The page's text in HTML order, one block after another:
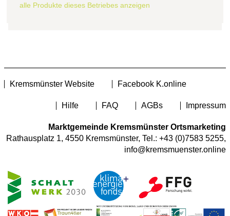
alle Produkte dieses Betriebes anzeigen
Kremsmünster Website Facebook K.online
Hilfe FAQ AGBs Impressum
Marktgemeinde Kremsmünster Ortsmarketing
Rathausplatz 1, 4550 Kremsmünster, Tel.: +43 (0)7583 5255,
info@kremsmuenster.online